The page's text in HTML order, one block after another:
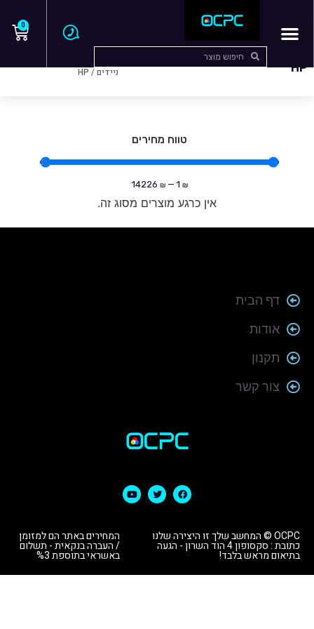
0
HP
ניידים/ HP
טווח מחירים
₪
1
—
₪
14226
אין כרגע מוצרים מסוג זה.
דף הבית
אודות
תקנון
צור קשר
OCPC © המחשב שלך זו היצירה שלנו
כתובת : סקסופון 4 הוד השרון - הגעה
בתיאום מראש בלבד!
המחירים באתר הם למזומן
/ העברה בנקאית - תשלום
באשראי בתוספת %3